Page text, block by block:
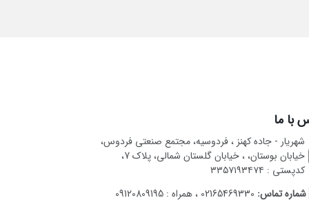
با ما
شهریار - جاده کهنز ، فردوسیه، مجتمع صنعتی فردوس،
خیابان بوستان، ، خیابان گلستان شمالی، پلاک 7،
کدپستی : ۳۳۵۷۱۹۳۴۷۴
شماره تماس: 02165469330 ، همراه : 09120809195